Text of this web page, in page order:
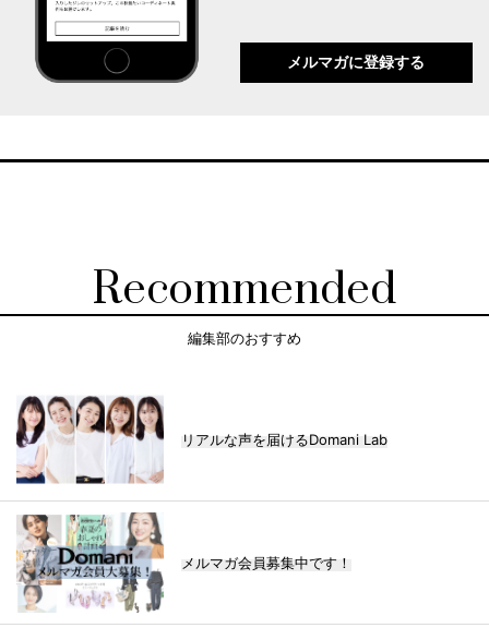
メルマガに登録する
Recommended
編集部のおすすめ
リアルな声を届けるDomani Lab
メルマガ会員募集中です！